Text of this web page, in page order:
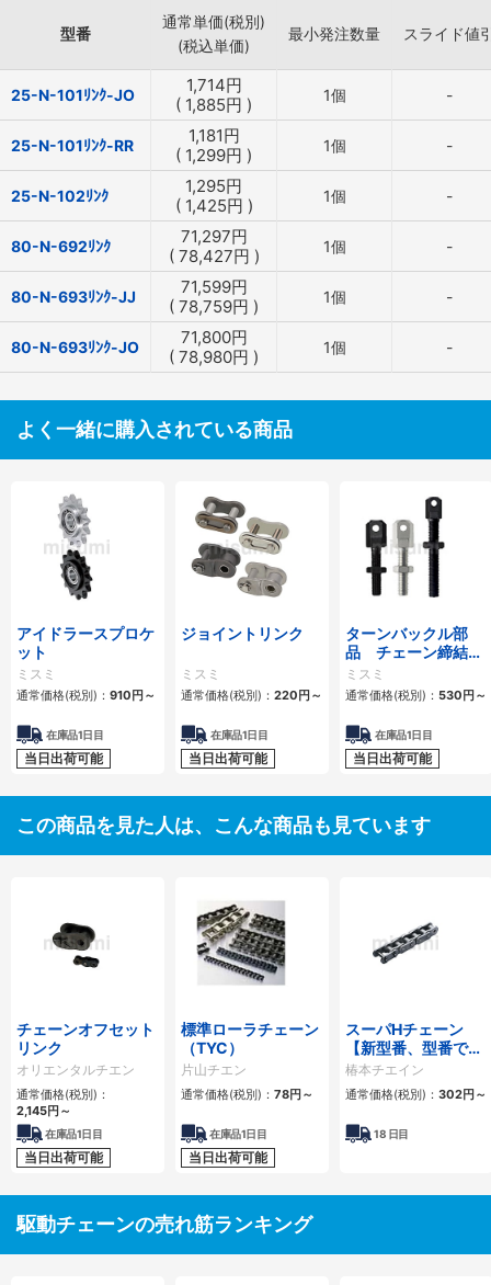
型番
通常単価(税別)
(税込単価)
最小発注数量 スライド値
25-N-101ﾘﾝｸ-JO 1,714円
( 1,885円 ) 1個 -
25-N-101ﾘﾝｸ-RR 1,181円
( 1,299円 ) 1個 -
25-N-102ﾘﾝｸ 1,295円
( 1,425円 ) 1個 -
80-N-692ﾘﾝｸ 71,297円
( 78,427円 ) 1個 -
80-N-693ﾘﾝｸ-JJ 71,599円
( 78,759円 ) 1個 -
80-N-693ﾘﾝｸ-JO 71,800円
( 78,980円 ) 1個 -
よく一緒に購入されている商品
アイドラースプロケ
ット
ミスミ
通常価格(税別)： 910円～
在庫品1日目
当日出荷可能
ジョイントリンク
ミスミ
通常価格(税別)： 220円～
在庫品1日目
当日出荷可能
ターンバックル部
品 チェーン締結
用 スタンダードタ
イプ・ロングタイプ
ミスミ
通常価格(税別)： 530円～
在庫品1日目
当日出荷可能
この商品を見た人は、こんな商品も見ています
チェーンオフセット
リンク
オリエンタルチエン
通常価格(税別)：
2,145円～
在庫品1日目
当日出荷可能
標準ローラチェーン
（TYC）
片山チエン
通常価格(税別)： 78円～
在庫品1日目
当日出荷可能
スーパHチェーン
【新型番、型番でリ
ンク数指定】
椿本チエイン
通常価格(税別)： 302円～
18 日目
駆動チェーンの売れ筋ランキング